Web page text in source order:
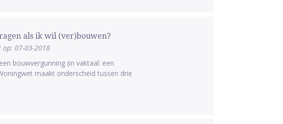
als ik wil (ver)bouwen?
07-03-2018
bouwvergunning (in vaktaal: een
maakt onderscheid tussen drie